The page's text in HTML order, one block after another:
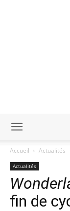
Accueil Actualités
Actualités
fin de